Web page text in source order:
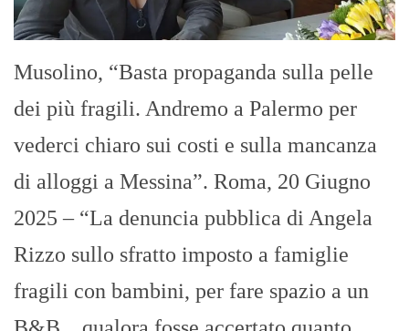
Musolino, “Basta propaganda sulla pelle
dei più fragili. Andremo a Palermo per
vederci chiaro sui costi e sulla mancanza
di alloggi a Messina”. Roma, 20 Giugno
2025 – “La denuncia pubblica di Angela
Rizzo sullo sfratto imposto a famiglie
fragili con bambini, per fare spazio a un